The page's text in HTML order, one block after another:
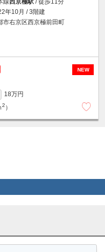
線西京極駅/ 徒歩11分
年10月 / 3階建
市右京区西京極前田町
NEW
18万円
2 ）